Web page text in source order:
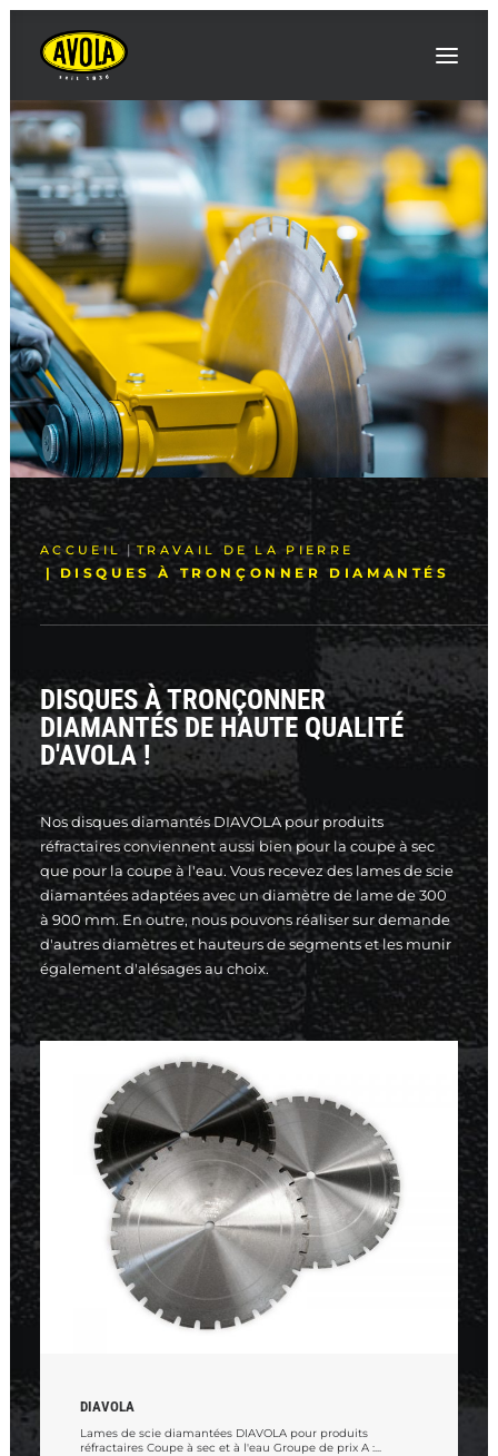
AVOLA
INNOVATIONS / NOUVEAUTÉS
ÉVÉNEMENTS / SALONS
PRODUITS
CONTACT & ACCÈS
RECHERCHE
ACCUEIL TRAVAIL DE LA PIERRE
DISQUES À TRONÇONNER DIAMANTÉS
DISQUES À TRONÇONNER
DIAMANTÉS DE HAUTE QUALITÉ
D'AVOLA !
Nos disques diamantés DIAVOLA pour produits
réfractaires conviennent aussi bien pour la coupe à sec
que pour la coupe à l'eau. Vous recevez des lames de scie
diamantées adaptées avec un diamètre de lame de 300
à 900 mm. En outre, nous pouvons réaliser sur demande
d'autres diamètres et hauteurs de segments et les munir
également d'alésages au choix.
DIAVOLA
Lames de scie diamantées DIAVOLA pour produits
réfractaires Coupe à sec et à l'eau Groupe de prix A :...